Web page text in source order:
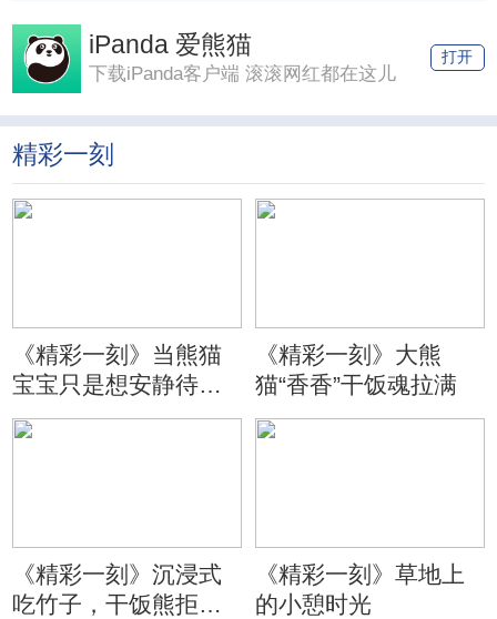
iPanda 爱熊猫
下载iPanda客户端 滚滚网红都在这儿
打开
精彩一刻
《精彩一刻》当熊猫
宝宝只是想安静待会
儿
《精彩一刻》大熊
猫“香香”干饭魂拉满
《精彩一刻》沉浸式
吃竹子，干饭熊拒绝
《精彩一刻》草地上
的小憩时光